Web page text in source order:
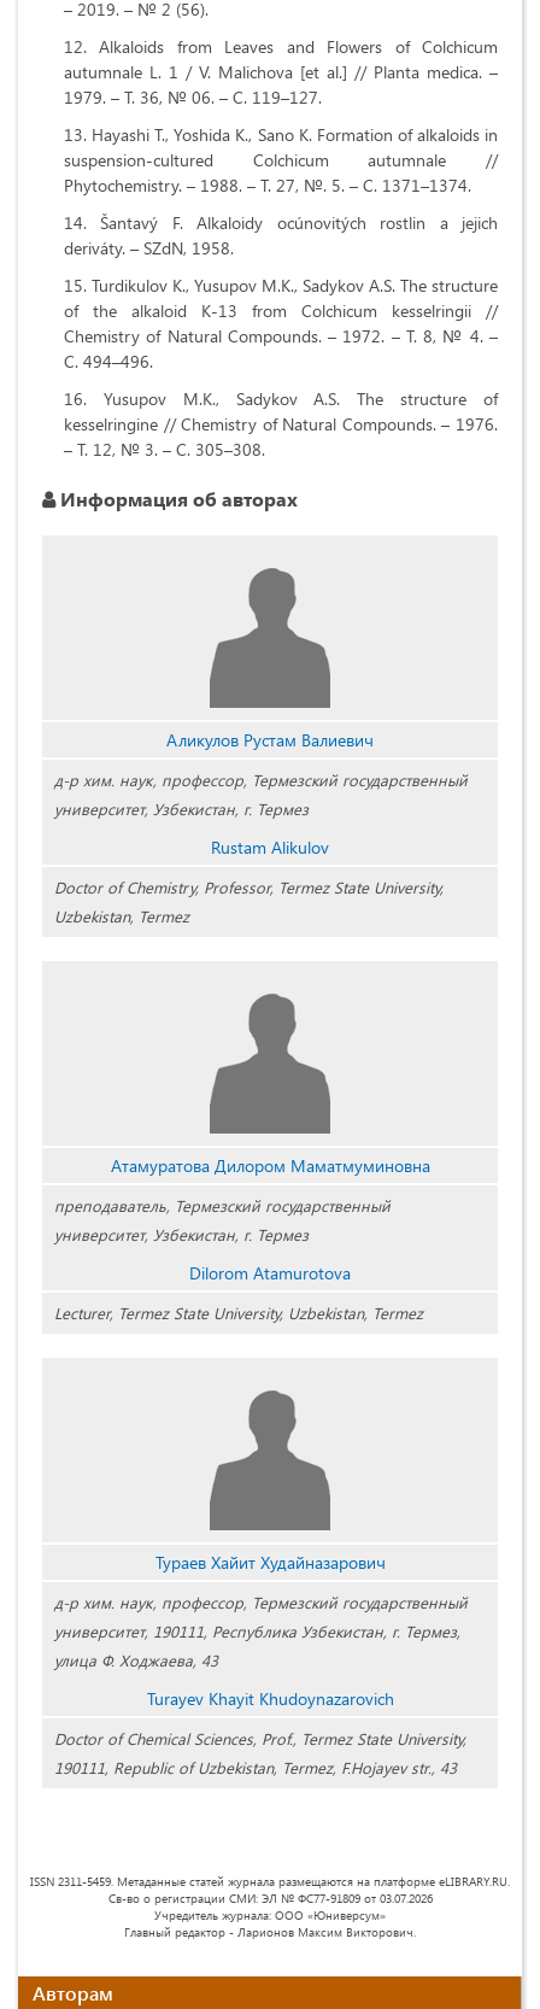
– 2019. – № 2 (56).
Alkaloids from Leaves and Flowers of Colchicum
autumnale L. 1 / V. Malichova [et al.] // Planta medica. –
1979. – Т. 36, № 06. – С. 119–127.
Hayashi T., Yoshida K., Sano K. Formation of alkaloids in
suspension-cultured Colchicum autumnale //
Phytochemistry. – 1988. – Т. 27, №. 5. – С. 1371–1374.
Šantavý F. Alkaloidy ocúnovitých rostlin a jejich
deriváty. – SZdN, 1958.
Turdikulov K., Yusupov M.K., Sadykov A.S. The structure
of the alkaloid K-13 from Colchicum kesselringii //
Chemistry of Natural Compounds. – 1972. – Т. 8, № 4. –
С. 494–496.
Yusupov M.K., Sadykov A.S. The structure of
kesselringine // Chemistry of Natural Compounds. – 1976.
– Т. 12, № 3. – С. 305–308.
Информация об авторах
Аликулов Рустам Валиевич
д-р хим. наук, профессор, Термезский государственный
университет, Узбекистан, г. Термез
Rustam Alikulov
Doctor of Chemistry, Professor, Termez State University,
Uzbekistan, Termez
Атамуратова Дилором Маматмуминовна
преподаватель, Термезский государственный
университет, Узбекистан, г. Термез
Dilorom Atamurotova
Lecturer, Termez State University, Uzbekistan, Termez
Тураев Хайит Худайназарович
д-р хим. наук, профессор, Термезский государственный
университет, 190111, Республика Узбекистан, г. Термез,
улица Ф. Ходжаева, 43
Turayev Khayit Khudoynazarovich
Doctor of Chemical Sciences, Prof., Termez State University,
190111, Republic of Uzbekistan, Termez, F.Hojayev str., 43
ISSN 2311-5459. Метаданные статей журнала размещаются на платформе eLIBRARY.RU.
Св-во о регистрации СМИ: ЭЛ № ФС77-91809 от 03.07.2026
Учредитель журнала: ООО «Юниверсум»
Главный редактор - Ларионов Максим Викторович.
Авторам